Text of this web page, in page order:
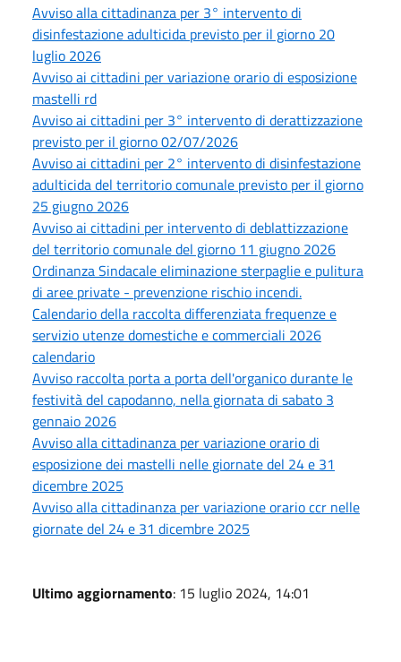
Avviso alla cittadinanza per 3° intervento di
disinfestazione adulticida previsto per il giorno 20
luglio 2026
Avviso ai cittadini per variazione orario di esposizione
mastelli rd
Avviso ai cittadini per 3° intervento di derattizzazione
previsto per il giorno 02/07/2026
Avviso ai cittadini per 2° intervento di disinfestazione
adulticida del territorio comunale previsto per il giorno
25 giugno 2026
Avviso ai cittadini per intervento di deblattizzazione
del territorio comunale del giorno 11 giugno 2026
Ordinanza Sindacale eliminazione sterpaglie e pulitura
di aree private - prevenzione rischio incendi.
Calendario della raccolta differenziata frequenze e
servizio utenze domestiche e commerciali 2026
calendario
Avviso raccolta porta a porta dell'organico durante le
festività del capodanno, nella giornata di sabato 3
gennaio 2026
Avviso alla cittadinanza per variazione orario di
esposizione dei mastelli nelle giornate del 24 e 31
dicembre 2025
Avviso alla cittadinanza per variazione orario ccr nelle
giornate del 24 e 31 dicembre 2025
Ultimo aggiornamento: 15 luglio 2024, 14:01